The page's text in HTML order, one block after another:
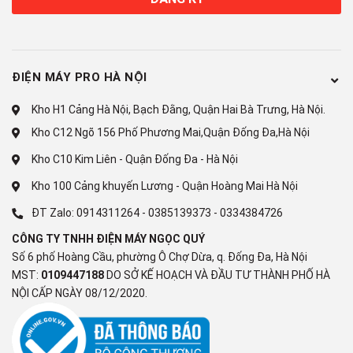
*Hình ảnh chỉ mang tính chất minh họa
Công nghệ tiết kiệm điện
có khả năngduy trì nhiệt độ làm lạnh ổn địnhbên trong mà
vẫn đảm bảo tủ lạnhtiêu thụ điện năng thấp nhất.Đồng thời
còn làmgiảm thiểu tiếng ồn phát ratrong suốt quá trình
lạnh Toshiba Inverternày hoạt động.
ĐIỆN MÁY PRO HÀ NỘI
Kho H1 Cảng Hà Nội, Bạch Đằng, Quận Hai Bà Trưng, Hà Nội.
Kho C12 Ngõ 156 Phố Phương Mai,Quận Đống Đa,Hà Nội
Kho C10 Kim Liên - Quận Đống Đa - Hà Nội
Kho 100 Cảng khuyến Lương - Quận Hoàng Mai Hà Nội
ĐT Zalo: 0914311264 - 0385139373 - 0334384726
CÔNG TY TNHH ĐIỆN MÁY NGỌC QUÝ
Số 6 phố Hoàng Cầu, phường Ô Chợ Dừa, q. Đống Đa, Hà Nội
MST: 0109447188 DO SỞ KẾ HOẠCH VÀ ĐẦU TƯ THÀNH PHỐ HÀ
NỘI CẤP NGÀY 08/12/2020.